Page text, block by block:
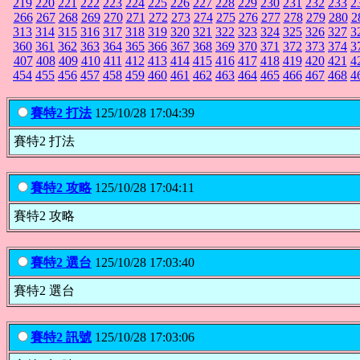
219 220 221 222 223 224 225 226 227 228 229 230 231 232 233
266 267 268 269 270 271 272 273 274 275 276 277 278 279 280
313 314 315 316 317 318 319 320 321 322 323 324 325 326 327
360 361 362 363 364 365 366 367 368 369 370 371 372 373 374
407 408 409 410 411 412 413 414 415 416 417 418 419 420 421
454 455 456 457 458 459 460 461 462 463 464 465 466 467 468
賽特2 打法125/10/28 17:04:39
賽特2 打法
賽特2 攻略125/10/28 17:04:11
賽特2 攻略
賽特2 選台 125/10/28 17:03:40
賽特2 選台
賽特2 訊號 125/10/28 17:03:06